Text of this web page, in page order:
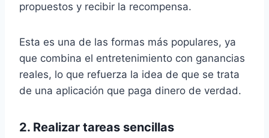
propuestos y recibir la recompensa.
Esta es una de las formas más populares, ya
que combina el entretenimiento con ganancias
reales, lo que refuerza la idea de que se trata
de una aplicación que paga dinero de verdad.
2. Realizar tareas sencillas